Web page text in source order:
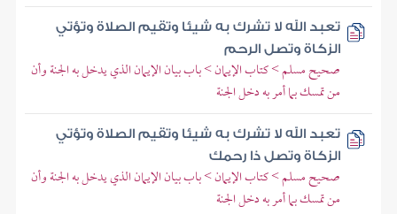
تعبد الله لا تشرك به شيئا وتقيم الصلاة وتؤتي
الزكاة وتصل الرحم
صحيح مسلم > كتاب الإيمان > باب بيان الإيمان الذي يدخل به الجنة وأن
من تمسك بما أمر به دخل الجنة
تعبد الله لا تشرك به شيئا وتقيم الصلاة وتؤتي
الزكاة وتصل ذا رحمك
صحيح مسلم > كتاب الإيمان > باب بيان الإيمان الذي يدخل به الجنة وأن
من تمسك بما أمر به دخل الجنة